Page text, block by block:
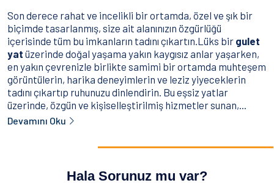
Son derece rahat ve incelikli bir ortamda, özel ve şık bir
biçimde tasarlanmış, size ait alanınızın özgürlüğü
içerisinde tüm bu imkanların tadını çıkartın.Lüks bir gulet
yat üzerinde doğal yaşama yakın kaygısız anlar yaşarken,
en yakın çevrenizle birlikte samimi bir ortamda muhteşem
görüntülerin, harika deneyimlerin ve leziz yiyeceklerin
tadını çıkartıp ruhunuzu dinlendirin. Bu eşsiz yatlar
üzerinde, özgün ve kişiselleştirilmiş hizmetler sunan,...
Devamını Oku
Hala Sorunuz mu var?